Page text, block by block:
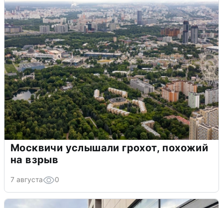
Москвичи услышали грохот, похожий
на взрыв
7 августа 0